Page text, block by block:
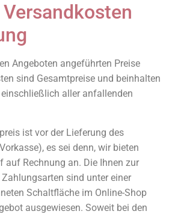
Angeboten angeführten Preise
sind Gesamtpreise und beinhalten
aller anfallenden
ist vor der Lieferung des
es sei denn, wir bieten
auf Rechnung an. Die Ihnen zur
sind unter einer
Schaltfläche im Online-Shop
ausgewiesen. Soweit bei den